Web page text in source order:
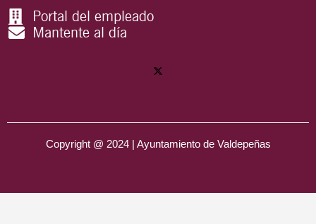
Portal del empleado
Mantente al día
Copyright @ 2024 | Ayuntamiento de Valdepeñas